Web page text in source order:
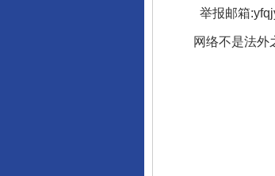
举报邮箱
网络不是法外